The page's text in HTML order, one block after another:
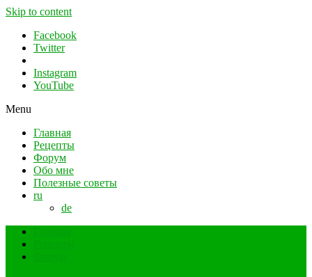
Skip to content
Facebook
Twitter
Instagram
YouTube
Menu
Главная
Рецепты
Форум
Обо мне
Полезные советы
ru
de